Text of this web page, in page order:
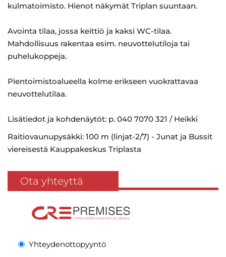
kulmatoimisto. Hienot näkymät Triplan suuntaan.
Avointa tilaa, jossa keittiö ja kaksi WC-tilaa.
Mahdollisuus rakentaa esim. neuvottelutiloja tai
puhelukoppeja.
Pientoimistoalueella kolme erikseen vuokrattavaa
neuvottelutilaa.
Lisätiedot ja kohdenäytöt: p. 040 7070 321 / Heikki
Raitiovaunupysäkki: 100 m (linjat-2/7) - Junat ja Bussit
viereisestä Kauppakeskus Triplasta
Ota yhteyttä
Yhteydenottopyyntö